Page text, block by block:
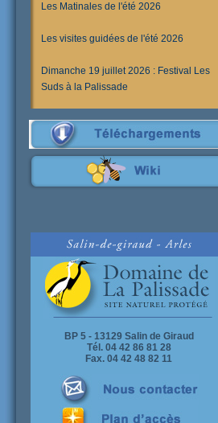
Les Matinales de l'été 2026
Les visites guidées de l'été 2026
Dimanche 19 juillet 2026 : Festival Les
Suds à la Palissade
BP 5 - 13129 Salin de Giraud
Tél. 04 42 86 81 28
Fax. 04 42 48 82 11